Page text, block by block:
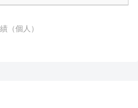
（個人）